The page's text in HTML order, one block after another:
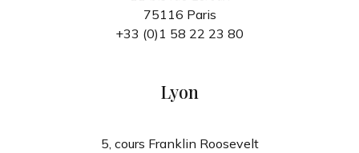
75116 Paris
+33 (0)1 58 22 23 80
Lyon
5, cours Franklin Roosevelt